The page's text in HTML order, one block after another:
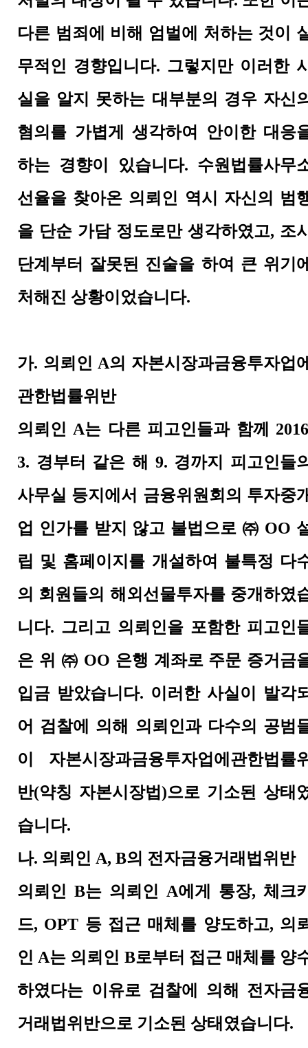
다른 범죄에 비해 엄벌에 처하는 것이
무적인 경향입니다. 그렇지만 이러한
실을 알지 못하는 대부분의 경우 자신
혐의를 가볍게 생각하여 안이한 대응
하는 경향이 있습니다. 수원법률사무
선율을 찾아온 의뢰인 역시 자신의 범
을 단순 가담 정도로만 생각하였고, 조
단계부터 잘못된 진술을 하여 큰 위기
처해진 상황이었습니다.
가. 의뢰인 A의 자본시장과금융투자업
관한법률위반
의뢰인 A는 다른 피고인들과 함께
3. 경부터 같은 해 9. 경까지 피고인들
사무실 등지에서 금융위원회의 투자중
업 인가를 받지 않고 불법으로 ㈜ OO
립 및 홈페이지를 개설하여 불특정 다
의 회원들의 해외선물투자를 중개하였
니다. 그리고 의뢰인을 포함한 피고인
은 위 ㈜ OO 은행 계좌로 주문 증거금
입금 받았습니다. 이러한 사실이 발각
어 검찰에 의해 의뢰인과 다수의 공범
이 자본시장과금융투자업에관한법률
반(약칭 자본시장법)으로 기소된 상태
습니다.
나. 의뢰인 A, B의 전자금융거래법위반
의뢰인 B는 의뢰인 A에게 통장, 체크
드, OPT 등 접근 매체를 양도하고, 의
인 A는 의뢰인 B로부터 접근 매체를 양
하였다는 이유로 검찰에 의해 전자금
거래법위반으로 기소된 상태였습니다.